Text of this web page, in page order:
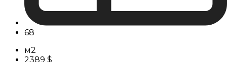
68
м2
2389 $